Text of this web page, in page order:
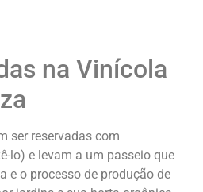
na Vinícola
ser reservadas com
lo) e levam a um passeio que
e o processo de produção de